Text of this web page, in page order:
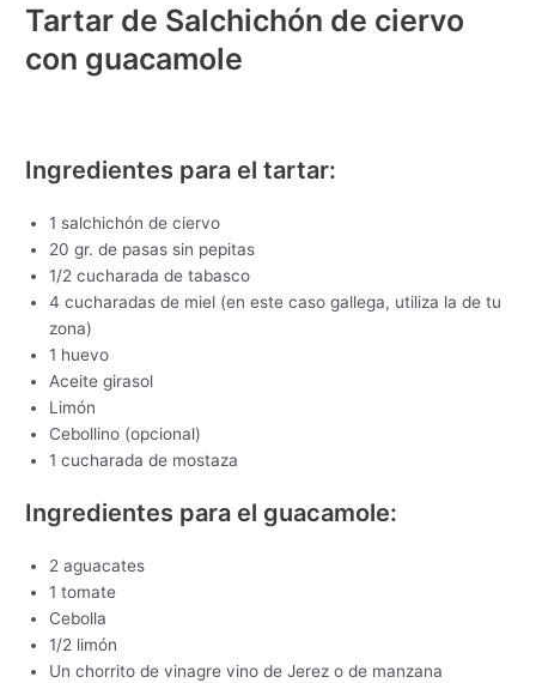
Tartar de Salchichón de ciervo
con guacamole
Ingredientes para el tartar:
1 salchichón de ciervo
20 gr. de pasas sin pepitas
1/2 cucharada de tabasco
4 cucharadas de miel (en este caso gallega, utiliza la de tu
zona)
1 huevo
Aceite girasol
Limón
Cebollino (opcional)
1 cucharada de mostaza
Ingredientes para el guacamole:
2 aguacates
1 tomate
Cebolla
1/2 limón
Un chorrito de vinagre vino de Jerez o de manzana